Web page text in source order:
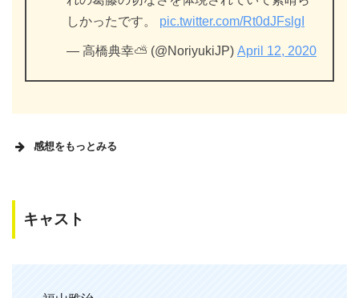
しかったです。 pic.twitter.com/Rt0dJFslgI
— 高橋典幸⛅ (@NoriyukiJP) April 12, 2020
感想をもっとみる
れるシーンが凄かった。感情を怒鳴り声
キャスト